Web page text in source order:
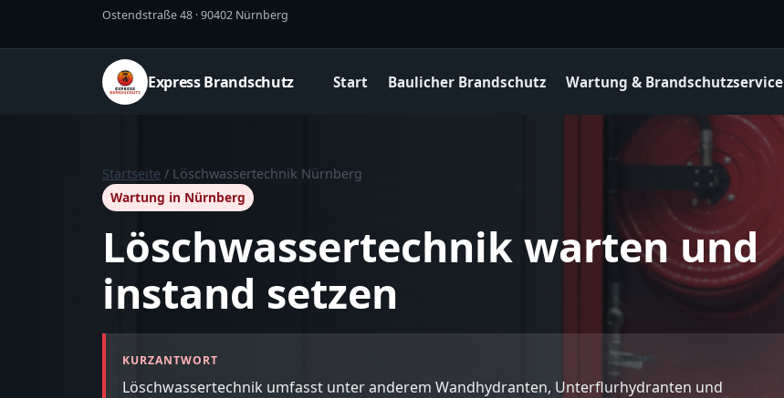
Ostendstraße 48 · 90402 Nürnberg
Express Brandschutz Start Baulicher Brandschutz Wartung & Brandschutzservice
Startseite / Löschwassertechnik Nürnberg
Wartung in Nürnberg
Löschwassertechnik warten und
instand setzen
KURZANTWORT
Löschwassertechnik umfasst unter anderem Wandhydranten, Unterflurhydranten und